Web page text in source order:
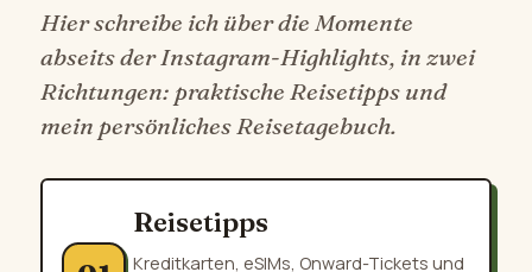
Hier schreibe ich über die Momente
abseits der Instagram-Highlights, in zwei
Richtungen: praktische Reisetipps und
mein persönliches Reisetagebuch.
Reisetipps
Kreditkarten, eSIMs, Onward-Tickets und